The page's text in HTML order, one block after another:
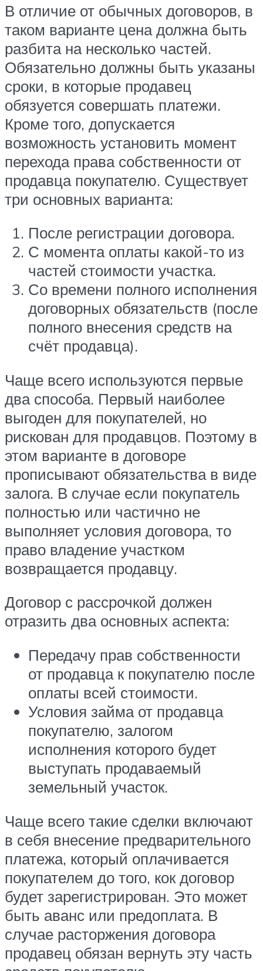
В отличие от обычных договоров, в
таком варианте цена должна быть
разбита на несколько частей.
Обязательно должны быть указаны
сроки, в которые продавец
обязуется совершать платежи.
Кроме того, допускается
возможность установить момент
перехода права собственности от
продавца покупателю. Существует
три основных варианта:
После регистрации договора.
С момента оплаты какой-то из
частей стоимости участка.
Со времени полного исполнения
договорных обязательств (после
полного внесения средств на
счёт продавца).
Чаще всего используются первые
два способа. Первый наиболее
выгоден для покупателей, но
рискован для продавцов. Поэтому в
этом варианте в договоре
прописывают обязательства в виде
залога. В случае если покупатель
полностью или частично не
выполняет условия договора, то
право владение участком
возвращается продавцу.
Договор с рассрочкой должен
отразить два основных аспекта:
Передачу прав собственности
от продавца к покупателю после
оплаты всей стоимости.
Условия займа от продавца
покупателю, залогом
исполнения которого будет
выступать продаваемый
земельный участок.
Чаще всего такие сделки включают
в себя внесение предварительного
платежа, который оплачивается
покупателем до того, кок договор
будет зарегистрирован. Это может
быть аванс или предоплата. В
случае расторжения договора
продавец обязан вернуть эту часть